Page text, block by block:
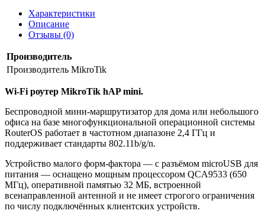
Характеристики
Описание
Отзывы (0)
Производитель
Производитель MikroTik
Wi-Fi роутер MikroTik hAP mini.
Беспроводной мини-маршрутизатор для дома или небольшого
офиса на базе многофункциональной операционной системы
RouterOS работает в частотном диапазоне 2,4 ГГц и
поддерживает стандарты 802.11b/g/n.
Устройство малого форм-фактора — с разъёмом microUSB для
питания — оснащено мощным процессором QCA9533 (650
МГц), оперативной памятью 32 МБ, встроенной
всенаправленной антенной и не имеет строгого ограничения
по числу подключённых клиентских устройств.